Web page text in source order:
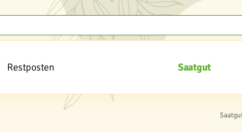
Restposten Saatgut